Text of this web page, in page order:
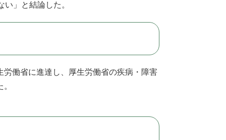
」と結論した。
働省に進達し、厚生労働省の疾病・障害